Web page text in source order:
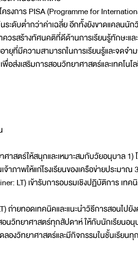
รงการ PISA (Programme for
ระดับต่ำกว่าค่าเฉลี่ย อีกทั้งยังขาดแคลนนั
วรสร้างทัศนคติที่ดีด้านการเรียนรู้ทักษะแ
ายุที่มีความสามารถในการเรียนรู้และจดจ
อส่งเสริมการสอนวิทยาศาสตร์และเทคโน
สตร์ให้สนุกและเหมาะสมกับวัยอนุบาล 1) โ
าภาพให้แก่โรงเรียนของเครือข่ายประมาณ
LT) เข้ารับการอบรมเชิงปฏิบัติการ เท
ถ่ายทอดเทคนิคและแนะนำวิธีการสอนไปยั
นวิทยาศาสตร์ทุกสัปดาห์ ให้กับนักเรียนอนุบ
องวิทยาศาสตร์และมีกิจกรรมในชั้นเรียน